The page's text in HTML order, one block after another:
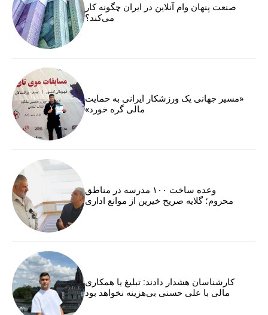
صنعت پنهان وام آنلاین در ایران چگونه کار
می‌کند؟
«مسیر جهانی یک ورزشکار ایرانی به حمایت
مالی گره خورد»
وعده ساخت ۱۰۰ مدرسه در مناطق
محروم؛ گلایه صریح خیرین از موانع اداری
کارشناسان هشدار دادند: تبلیغ یا همکاری
مالی با علی حسنی بی‌هزینه نخواهد بود